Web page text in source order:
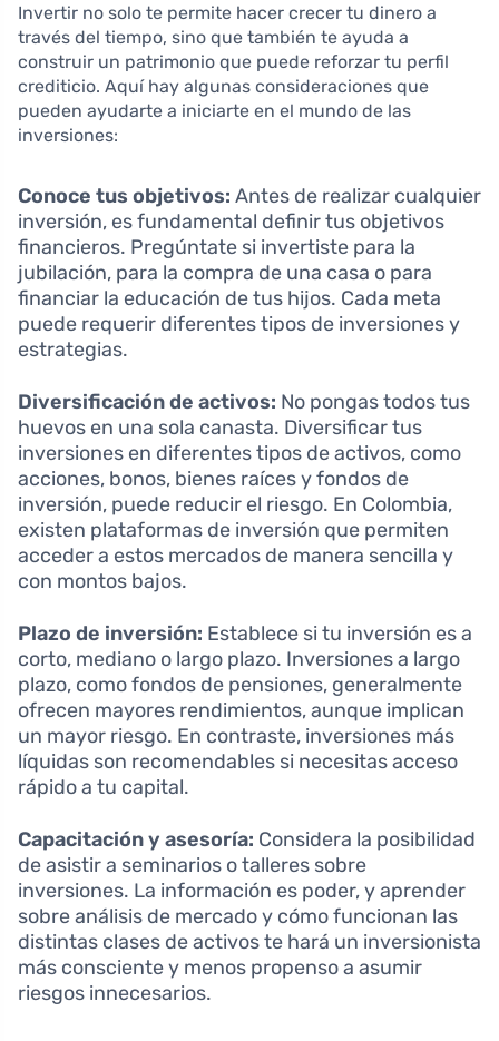
Invertir no solo te permite hacer crecer tu dinero a
través del tiempo, sino que también te ayuda a
construir un patrimonio que puede reforzar tu perfil
crediticio. Aquí hay algunas consideraciones que
pueden ayudarte a iniciarte en el mundo de las
inversiones:
Conoce tus objetivos: Antes de realizar cualquier
inversión, es fundamental definir tus objetivos
financieros. Pregúntate si invertiste para la
jubilación, para la compra de una casa o para
financiar la educación de tus hijos. Cada meta
puede requerir diferentes tipos de inversiones y
estrategias.
Diversificación de activos: No pongas todos tus
huevos en una sola canasta. Diversificar tus
inversiones en diferentes tipos de activos, como
acciones, bonos, bienes raíces y fondos de
inversión, puede reducir el riesgo. En Colombia,
existen plataformas de inversión que permiten
acceder a estos mercados de manera sencilla y
con montos bajos.
Plazo de inversión: Establece si tu inversión es a
corto, mediano o largo plazo. Inversiones a largo
plazo, como fondos de pensiones, generalmente
ofrecen mayores rendimientos, aunque implican
un mayor riesgo. En contraste, inversiones más
líquidas son recomendables si necesitas acceso
rápido a tu capital.
Capacitación y asesoría: Considera la posibilidad
de asistir a seminarios o talleres sobre
inversiones. La información es poder, y aprender
sobre análisis de mercado y cómo funcionan las
distintas clases de activos te hará un inversionista
más consciente y menos propenso a asumir
riesgos innecesarios.